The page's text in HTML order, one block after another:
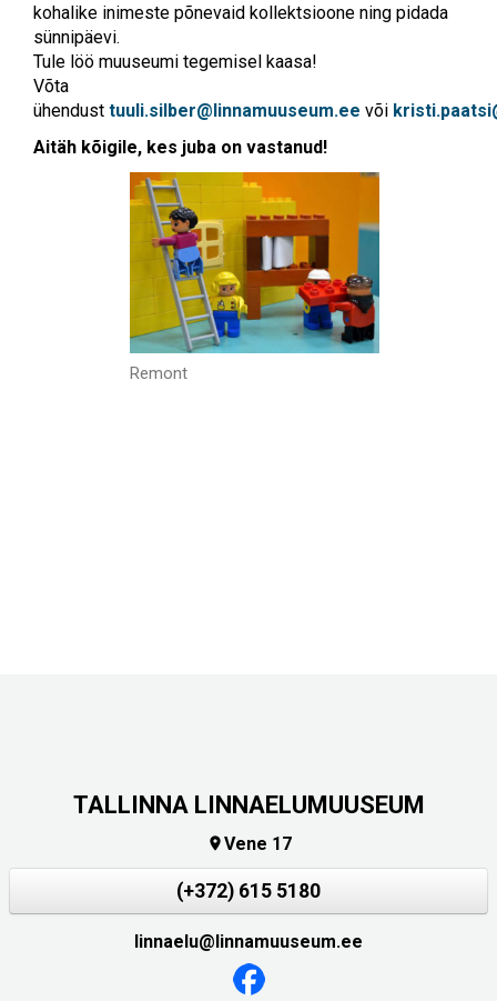
kohalike inimeste põnevaid kollektsioone ning pidada
sünnipäevi.
Tule löö muuseumi tegemisel kaasa!
Võta
ühendust tuuli.silber@linnamuuseum.ee või
Aitäh kõigile, kes juba on vastanud!
Remont
TALLINNA LINNAELUMUUSEUM
Vene 17
(+372) 615 5180
linnaelu@linnamuuseum.ee